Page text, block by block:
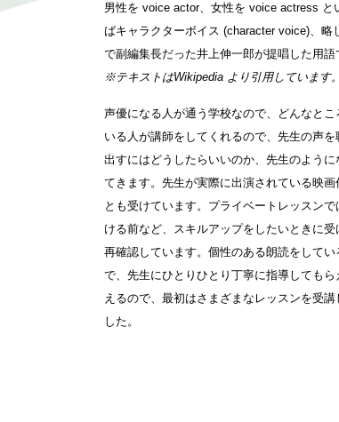
男性を voice actor、女性を voice actress と
ばキャラクターボイス (character voice)、略
で副編集長だった井上伸一郎が提唱した用
※テキストはWikipedia より引用しています。
声優になる人が通う学校なので、どんなと
いる人が講師をしてくれるので、先生の声
出すにはどうしたらいいのか、先生のよう
てきます。先生が実際に出演されている映
とも受けています。プライベートレッスン
ける前など、スキルアップをしたいときに
再確認しています。個性のある朗読をして
で、先生にひとりひとり丁寧に指導しても
えるので、最初はさまざまなレッスンを受
した。